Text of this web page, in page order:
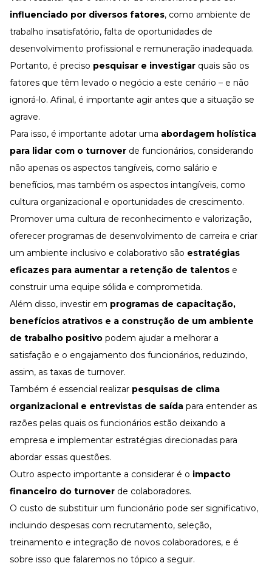
influenciado por diversos fatores, como ambiente de
trabalho insatisfatório, falta de oportunidades de
desenvolvimento profissional e remuneração inadequada.
Portanto, é preciso pesquisar e investigar quais são os
fatores que têm levado o negócio a este cenário – e não
ignorá-lo. Afinal, é importante agir antes que a situação se
agrave.
Para isso, é importante adotar uma abordagem holística
para lidar com o turnover de funcionários, considerando
não apenas os aspectos tangíveis, como salário e
benefícios, mas também os aspectos intangíveis, como
cultura organizacional e oportunidades de crescimento.
Promover uma cultura de reconhecimento e valorização,
oferecer programas de desenvolvimento de carreira e criar
um ambiente inclusivo e colaborativo são estratégias
eficazes para aumentar a retenção de talentos e
construir uma equipe sólida e comprometida.
Além disso, investir em programas de capacitação,
benefícios atrativos e a construção de um ambiente
de trabalho positivo podem ajudar a melhorar a
satisfação e o engajamento dos funcionários, reduzindo,
assim, as taxas de turnover.
Também é essencial realizar pesquisas de clima
organizacional e entrevistas de saída para entender as
razões pelas quais os funcionários estão deixando a
empresa e implementar estratégias direcionadas para
abordar essas questões.
Outro aspecto importante a considerar é o impacto
financeiro do turnover de colaboradores.
O custo de substituir um funcionário pode ser significativo,
incluindo despesas com recrutamento, seleção,
treinamento e integração de novos colaboradores, e é
sobre isso que falaremos no tópico a seguir.